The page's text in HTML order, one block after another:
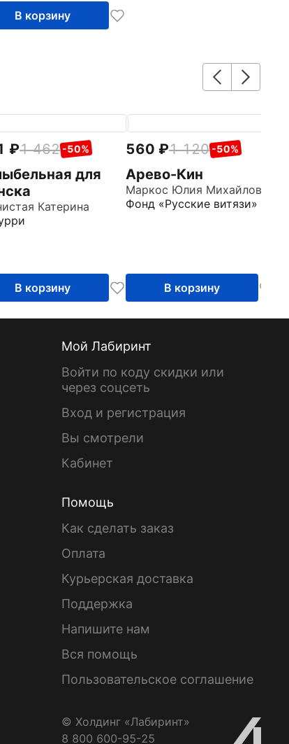
В корзину
1 462 -50%
для
Катерина
В корзину
560 1 120 -50%
Арево-Кин
Маркос Юлия Михайловна
Фонд «Русские витязи»
В корзину
Мой Лабиринт
Войти по коду скидки или
через соцсеть
Вход и регистрация
Вы смотрели
Кабинет
Помощь
Как сделать заказ
Оплата
Курьерская доставка
Поддержка
Напишите нам
Вся помощь
Пользовательское соглашение
© Холдинг «Лабиринт»
8 800 600-95-25